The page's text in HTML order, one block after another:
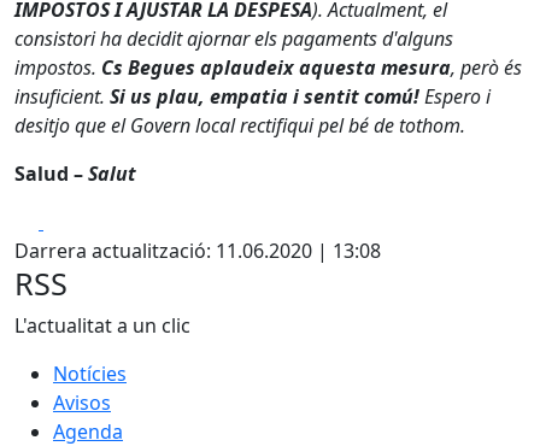
IMPOSTOS I AJUSTAR LA DESPESA). Actualment, el
consistori ha decidit ajornar els pagaments d'alguns
impostos. Cs Begues aplaudeix aquesta mesura, però és
insuficient. Si us plau, empatia i sentit comú!Espero i
desitjo que el Govern local rectifiqui pel bé de tothom.
Salud –Salut
Darrera actualització: 11.06.2020 | 13:08
RSS
L'actualitat a un clic
Notícies
Avisos
Agenda